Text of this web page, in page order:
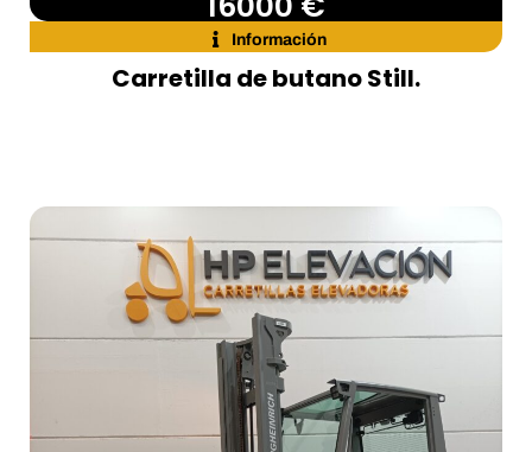
Información
Carretilla de butano Still.